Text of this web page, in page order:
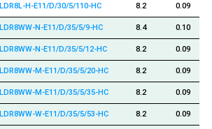
LDR8L-H-E11/D/30/5/110-HC 8.2 0.09
LDR8WW-N-E11/D/35/5/9-HC 8.4 0.10
LDR8WW-N-E11/D/35/5/12-HC 8.2 0.09
LDR8WW-M-E11/D/35/5/20-HC 8.2 0.09
LDR8WW-M-E11/D/35/5/35-HC 8.2 0.09
LDR8WW-W-E11/D/35/5/53-HC 8.2 0.09